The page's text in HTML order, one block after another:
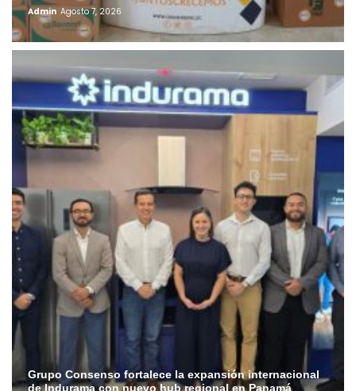
Admin Agosto 7, 2026
Grupo Consenso fortalece la expansión internacional
de Indurama con nuevo hub regional en Panamá